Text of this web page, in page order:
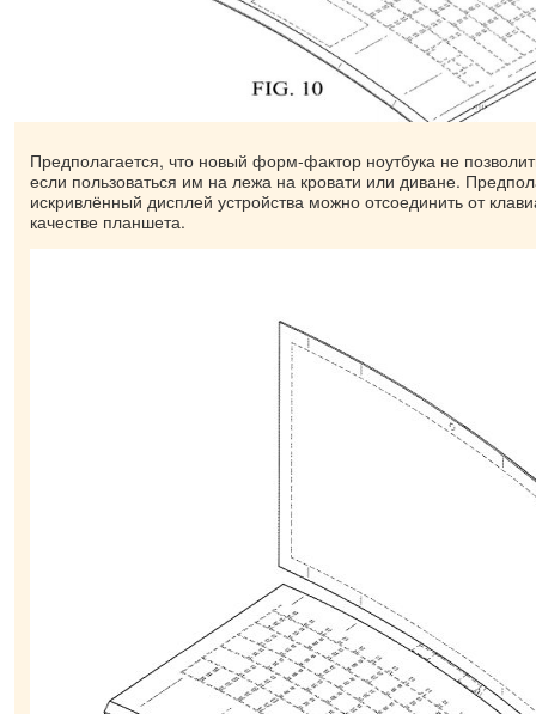
Предполагается, что новый форм-фактор ноутбука не
если пользоваться им на лежа на кровати или диване.
искривлённый дисплей устройства можно отсоединить от
качестве планшета.